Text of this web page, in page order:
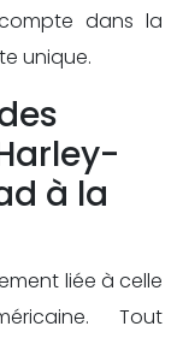
dans la
unique.
à la
liée à celle
Tout